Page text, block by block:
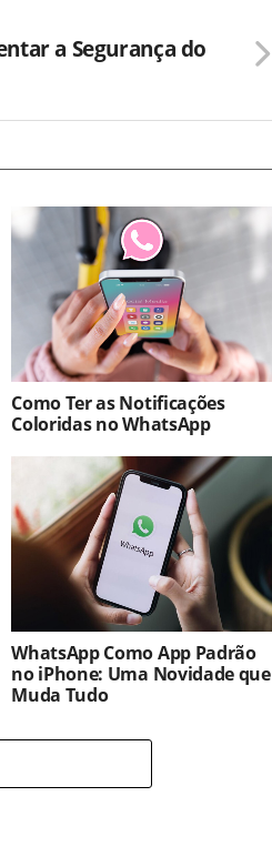
a Segurança do
Como Ter as Notificações
Coloridas no WhatsApp
WhatsApp Como App Padrão
no iPhone: Uma Novidade que
Muda Tudo